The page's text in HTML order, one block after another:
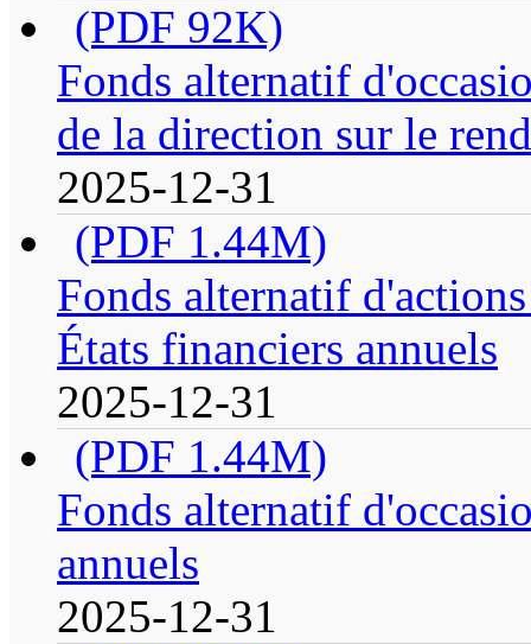
(PDF 92K)
Fonds alternatif
de la direction sur le
2025-12-31
(PDF 1.44M)
Fonds alternatif
États financiers annuels
2025-12-31
(PDF 1.44M)
Fonds alternatif
annuels
2025-12-31